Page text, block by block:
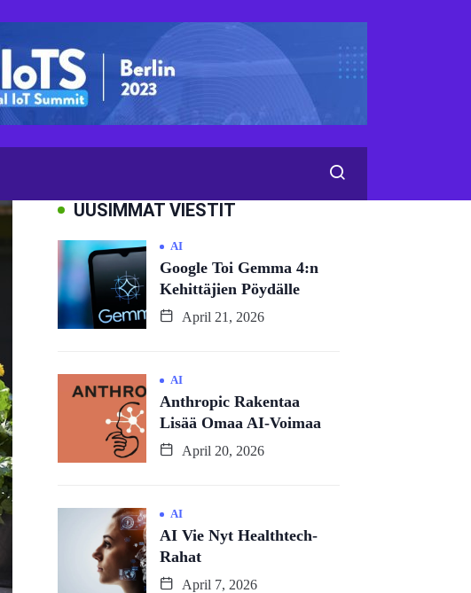
UUSIMMAT VIESTIT
AI
Google Toi Gemma 4:n
Kehittäjien Pöydälle
April 21, 2026
AI
Anthropic Rakentaa
Lisää Omaa AI-Voimaa
April 20, 2026
AI
AI Vie Nyt Healthtech-
Rahat
April 7, 2026